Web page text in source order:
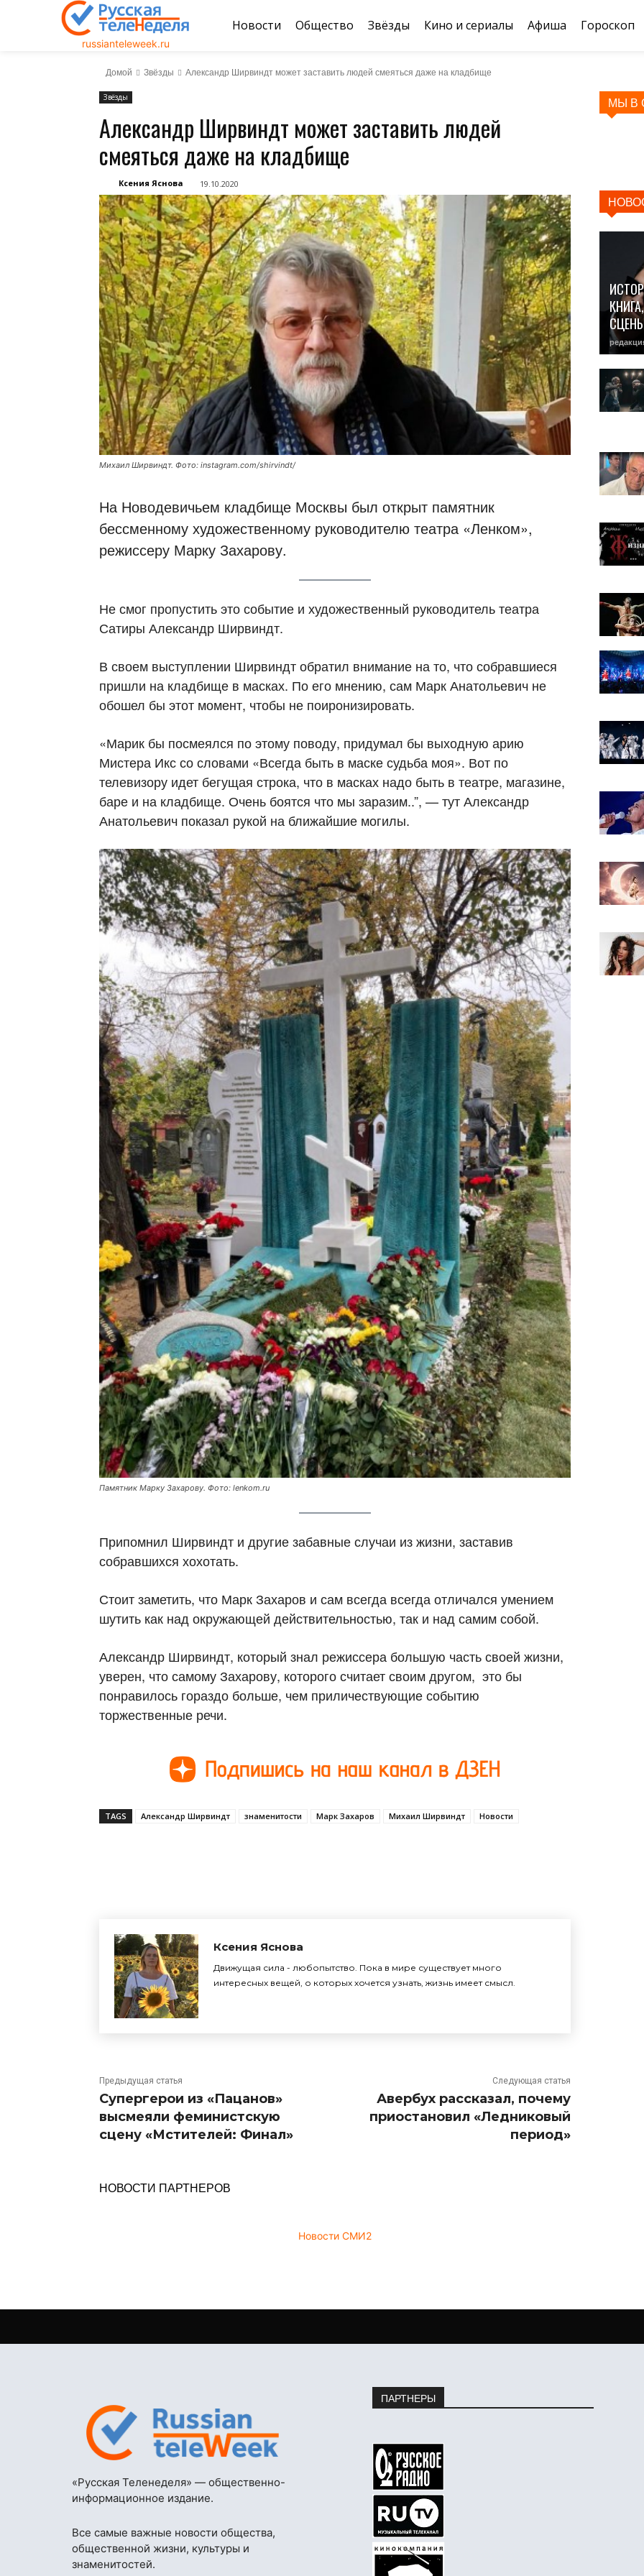
russianteleweek.ru
Новости Общество Звёзды Кино и сериалы Афиша Гороскоп
Домой Звёзды Александр Ширвиндт может заставить людей смеяться даже на кладбище
Звёзды
Александр Ширвиндт может заставить людей
смеяться даже на кладбище
Ксения Яснова 19.10.2020
Михаил Ширвиндт. Фото: instagram.com/shirvindt/
На Новодевичьем кладбище Москвы был открыт памятник
бессменному художественному руководителю театра «Ленком»,
режиссеру Марку Захарову.
Не смог пропустить это событие и художественный руководитель театра
Сатиры Александр Ширвиндт.
В своем выступлении Ширвиндт обратил внимание на то, что собравшиеся
пришли на кладбище в масках. По его мнению, сам Марк Анатольевич не
обошел бы этот момент, чтобы не поиронизировать.
«Марик бы посмеялся по этому поводу, придумал бы выходную арию
Мистера Икс со словами «Всегда быть в маске судьба моя». Вот по
телевизору идет бегущая строка, что в масках надо быть в театре, магазине,
баре и на кладбище. Очень боятся что мы заразим..”, — тут Александр
Анатольевич показал рукой на ближайшие могилы.
Памятник Марку Захарову. Фото: lenkom.ru
Припомнил Ширвиндт и другие забавные случаи из жизни, заставив
собравшихся хохотать.
Стоит заметить, что Марк Захаров и сам всегда всегда отличался умением
шутить как над окружающей действительностью, так и над самим собой.
Александр Ширвиндт, который знал режиссера большую часть своей жизни,
уверен, что самому Захарову, которого считает своим другом, это бы
понравилось гораздо больше, чем приличествующие событию
торжественные речи.
TAGS Александр Ширвиндт знаменитости Марк Захаров Михаил Ширвиндт Новости
Ксения Яснова
Движущая сила - любопытство. Пока в мире существует много
интересных вещей, о которых хочется узнать, жизнь имеет смысл.
Предыдущая статья
Супергерои из «Пацанов»
высмеяли феминистскую
сцену «Мстителей: Финал»
Следующая статья
Авербух рассказал, почему
приостановил «Ледниковый
период»
НОВОСТИ ПАРТНЕРОВ
Новости СМИ2
МЫ В
«Русская Теленеделя» — общественно-
информационное издание.
Все самые важные новости общества,
общественной жизни, культуры и
знаменитостей.
ПАРТНЕРЫ